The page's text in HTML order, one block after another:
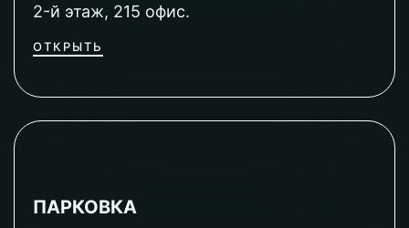
2-й этаж, 215 офис.
ОТКРЫТЬ
ПАРКОВКА